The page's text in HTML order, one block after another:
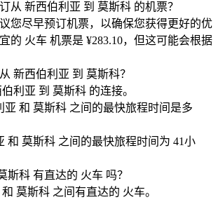
从 新西伯利亚 到 莫斯科 的机票？
您尽早预订机票，以确保您获得更好的优
的 火车 机票是 ¥283.10，但这可能会根据
新西伯利亚 到 莫斯科？
利亚 到 莫斯科 的连接。
亚 和 莫斯科 之间的最快旅程时间是多
和 莫斯科 之间的最快旅程时间为 41小
斯科 有直达的 火车 吗？
莫斯科 之间有直达的 火车。